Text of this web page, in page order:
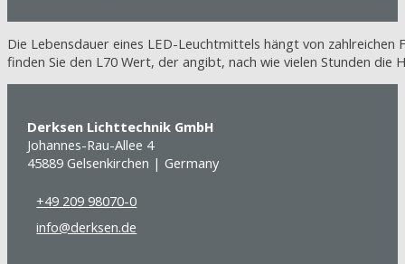
Die Lebensdauer eines LED-Leuchtmittels hängt von
finden Sie den L70 Wert, der angibt, nach wie vielen Stunden
Derksen Lichttechnik GmbH
Johannes-Rau-Allee 4
45889 Gelsenkirchen | Germany
+49 209 98070-0
info@derksen.de